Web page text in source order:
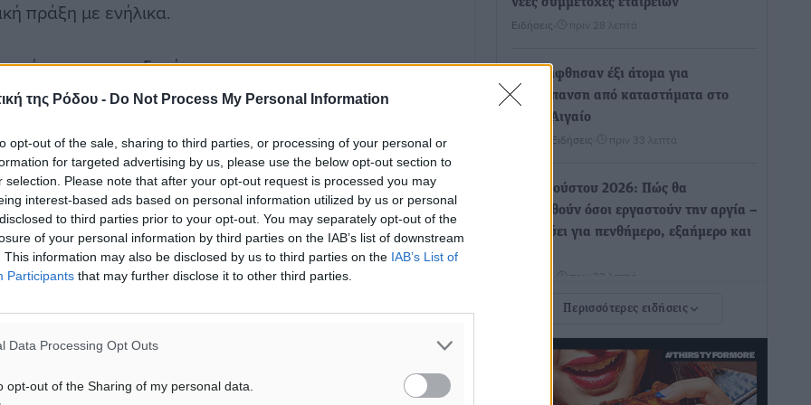
της Ρόδου - Do Not Process My Personal Information
opt-out of the sale, sharing to third parties, or processing of your personal or
for targeted advertising by us, please use the below opt-out section to
selection. Please note that after your opt-out request is processed you may
interest-based ads based on personal information utilized by us or personal
to third parties prior to your opt-out. You may separately opt-out of the
of your personal information by third parties on the IAB’s list of downstream
This information may also be disclosed by us to third parties on the IAB’s List of
Participants that may further disclose it to other third parties.
Data Processing Opt Outs
opt-out of the Sharing of my personal data.
πράξη με ενήλικα.
τα κατεξοχήν
παιδιά και ότι μέχρι
κοινωνίας μας και
αναζήτησης
Ειδήσεις πριν 28 λεπτά
Συνελήφθησαν έξι άτομα για
ηχορύπανση από καταστήματα στο
Νότιο Αιγαίο
Τοπικές Ειδήσεις πριν 33 λεπτά
15 Αυγούστου 2026: Πώς θα
πληρωθούν όσοι εργαστούν την αργία –
Τι ισχύει για πενθήμερο, εξαήμερο και
πριν 33 λεπτά
Αύγουστο από τον Δήμο Ρόδου
Πολιτιστικά• πριν 49 λεπτά
Περισσότερες ειδήσεις